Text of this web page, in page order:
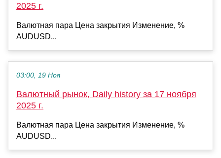
2025 г.
Валютная пара Цена закрытия Изменение, %
AUDUSD...
03:00, 19 Ноя
Валютный рынок, Daily history за 17 ноября
2025 г.
Валютная пара Цена закрытия Изменение, %
AUDUSD...